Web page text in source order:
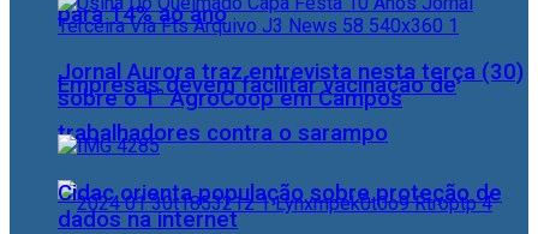
para 14% ao ano
Empresas devem facilitar vacinação de
trabalhadores contra o sarampo
Jornal Aurora traz entrevista nesta terça (30)
sobre o 1° AgroCoop em Campos
Cidac orienta população sobre proteção de
dados na internet